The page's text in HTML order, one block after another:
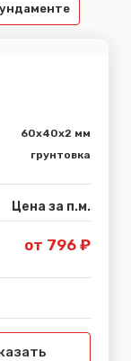
60х40х2 мм
грунтовка
Цена за п.м.
от 796 ₽